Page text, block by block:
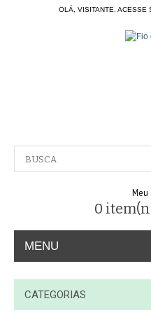
OLÁ, VISITANTE. ACESSE
Meu
0
MENU
A EMPRESA
CONTATO
CATEGORIAS